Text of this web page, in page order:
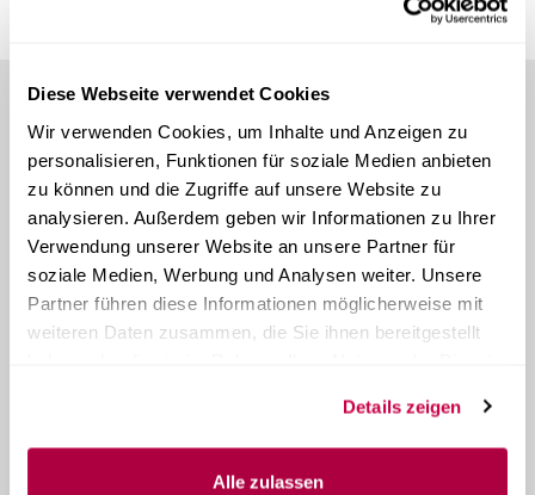
Diese Webseite verwendet Cookies
Wir verwenden Cookies, um Inhalte und Anzeigen zu
personalisieren, Funktionen für soziale Medien anbieten
zu können und die Zugriffe auf unsere Website zu
analysieren. Außerdem geben wir Informationen zu Ihrer
Verwendung unserer Website an unsere Partner für
soziale Medien, Werbung und Analysen weiter. Unsere
Partner führen diese Informationen möglicherweise mit
weiteren Daten zusammen, die Sie ihnen bereitgestellt
Details zeigen
Alle zulassen
ÜBER STERI24
Steri24ist Ihr Anbieter von Systemlösungen für die
Instrumentenaufbereitung. Als familiengeführtes
Unternehmen aus Österreich produzieren und handeln wir
seit 1957kompakte Tischautoklaven. Mit unseren über 60
Jahren Erfahrung bieten wir unseren Kunden qualitativ
hochwertige Produkte und bestmöglichen Kundenservice, zu
wirtschaftlichen Preisen.
»AGB